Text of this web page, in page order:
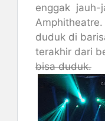
enggak
duduk di
terakhir dari
bisa duduk.